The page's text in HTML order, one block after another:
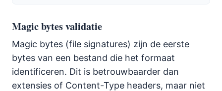
Magic bytes validatie
Magic bytes (file signatures) zijn de eerste
bytes van een bestand die het formaat
identificeren. Dit is betrouwbaarder dan
extensies of Content-Type headers, maar niet